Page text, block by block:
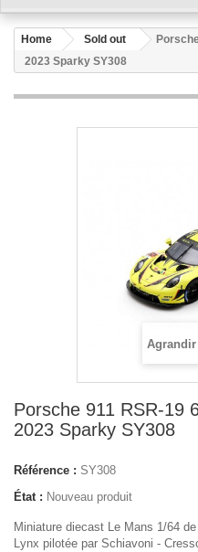
Home Sold out
2023 Sparky SY308
Porsche 911 RSR-19
2023 Sparky SY308
Référence : SY308
État : Nouveau produit
Miniature diecast Le Mans 1/64
Lynx pilotée par Schiavoni -